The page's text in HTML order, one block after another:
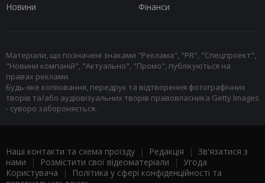
Новини
Фінанси
Матеріали, що позначені знаками "Реклама", "PR", "Спецпроект",
"Новини компаній", "Актуально", "Промо", публікуються на
правах реклами.
Будь-яке копіювання, передрук та відтворення фотографічних
творів та/або аудіовізуальних творів правовласника Getty Images
- суворо забороняється.
Наші контакти та схема проїзду | Редакція | Зв'язатися з
нами | Розмістити свої відеоматеріали | Угода
Користувача |
Політика у сфері конфіденційності та